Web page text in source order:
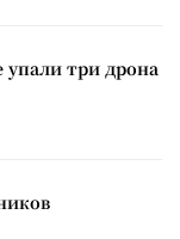
упали три дрона